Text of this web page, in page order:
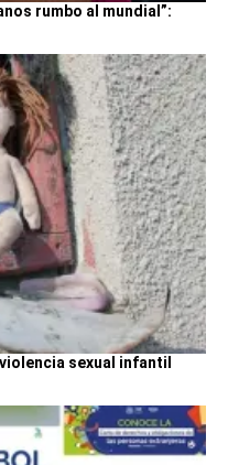
rumbo al mundial”:
sexual infantil